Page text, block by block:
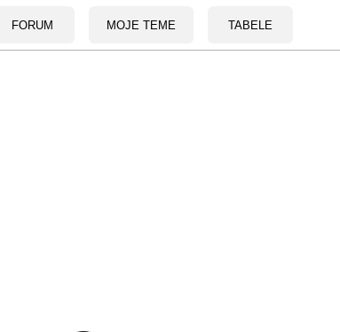
FORUM MOJE TEME TABELE